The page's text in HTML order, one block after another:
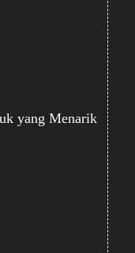
yang Menarik